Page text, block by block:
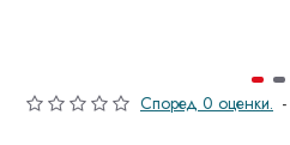
Според 0 оценки. -